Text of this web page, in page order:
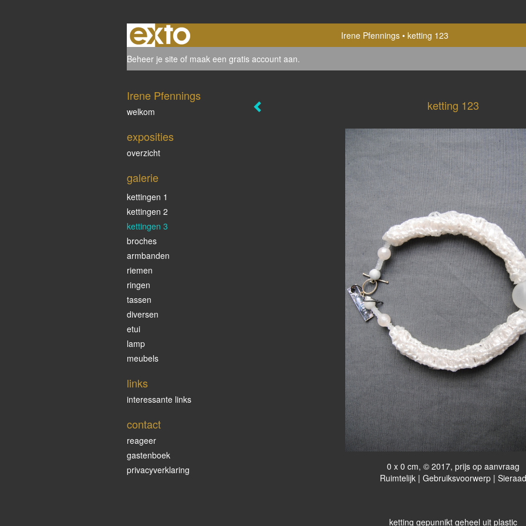
Irene Pfennings
ketting 123
Beheer je site of maak een gratis account aan.
ketting 123
0 x 0 cm, © 2017, prijs op aanvraag
Ruimtelijk | Gebruiksvoorwerp | Sieraad
ketting gepunnikt geheel uit plastic
Irene Pfennings
welkom
exposities
overzicht
galerie
kettingen 1
kettingen 2
kettingen 3
broches
armbanden
riemen
ringen
tassen
diversen
etui
lamp
meubels
links
interessante links
contact
reageer
gastenboek
privacyverklaring